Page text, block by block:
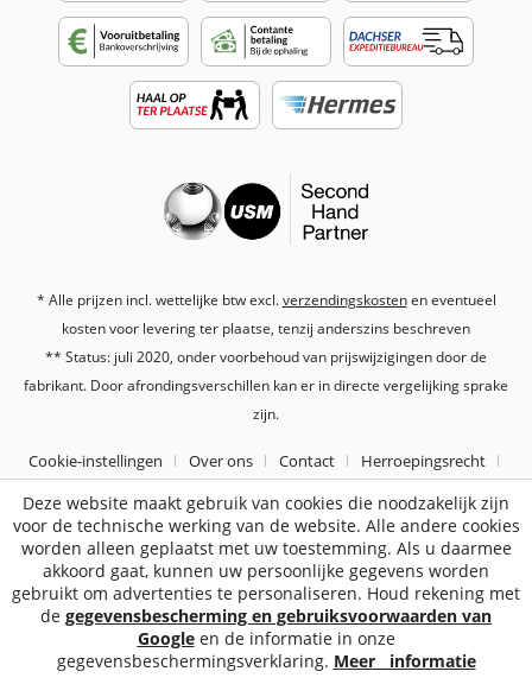
* Alle prijzen incl. wettelijke btw excl.verzendingskostenen eventueel
kosten voor levering ter plaatse, tenzij anderszins beschreven
** Status: juli 2020, onder voorbehoud van prijswijzigingen door de
fabrikant. Door afrondingsverschillen kan er in directe vergelijking sprake
zijn.
Cookie-instellingen Over ons Contact
Herroepingsrecht
Gegevensbescherming
Algemene Voorwaarden Impressum
Sebworld
2187 Bewertungen auf ProvenExpert.com
Deze website maakt gebruik van cookies die noodzakelijk zijn
voor de technische werking van de website. Alle andere cookies
worden alleen geplaatst met uw toestemming. Als u daarmee
akkoord gaat, kunnen uw persoonlijke gegevens worden
gebruikt om advertenties te personaliseren. Houd rekening met
de gegevensbescherming en gebruiksvoorwaarden van
Googleen de informatie in onze
gegevensbeschermingsverklaring. Meer informatie